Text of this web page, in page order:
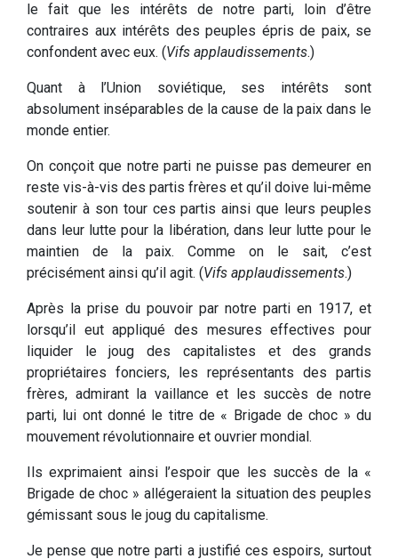
le fait que les intérêts de notre parti, loin d’être
contraires aux intérêts des peuples épris de paix, se
confondent avec eux. (Vifs applaudissements.)
Quant à l’Union soviétique, ses intérêts sont
absolument inséparables de la cause de la paix dans le
monde entier.
On conçoit que notre parti ne puisse pas demeurer en
reste vis-à-vis des partis frères et qu’il doive lui-même
soutenir à son tour ces partis ainsi que leurs peuples
dans leur lutte pour la libération, dans leur lutte pour le
maintien de la paix. Comme on le sait, c’est
précisément ainsi qu’il agit. (Vifs applaudissements.)
Après la prise du pouvoir par notre parti en 1917, et
lorsqu’il eut appliqué des mesures effectives pour
liquider le joug des capitalistes et des grands
propriétaires fonciers, les représentants des partis
frères, admirant la vaillance et les succès de notre
parti, lui ont donné le titre de « Brigade de choc » du
mouvement révolutionnaire et ouvrier mondial.
Ils exprimaient ainsi l’espoir que les succès de la «
Brigade de choc » allégeraient la situation des peuples
gémissant sous le joug du capitalisme.
Je pense que notre parti a justifié ces espoirs, surtout